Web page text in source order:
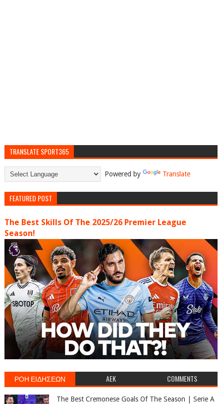
TRANSLATE SPORT365
Powered by Translate
FEATURED POST
The Best Skills Of The 2025/26 Premier League
Season!
ΡΟΗ ΕΙΔΗΣΕΩΝ AEK COMMENTS
The Best Cremonese Goals Of The Season | Serie A